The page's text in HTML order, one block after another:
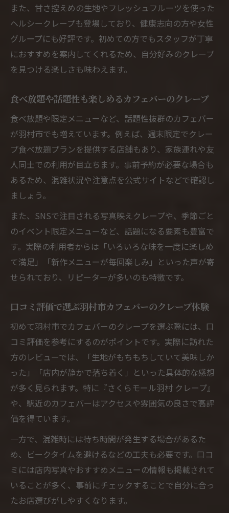
クレープ好きにおすすめの羽村市カフェバ
ー巡り
カフェバーでクレープを満喫するコツを羽
村市で伝授
羽村市カフェバーのクレープ食べ放題事情
カフェバー選びで迷わないクレープ体験の
ポイント
羽村市で人気のカフェバーとクレープの共
演
羽村で広がるクレープとカフェバーの魅力
カフェバーで味わう羽村市流クレープの魅
力
地域密着型カフェバーのクレープ体験特集
羽村で愛されるカフェバーのクレープの秘
カフェバー通も唸るクレープのこだわりポ
多摩エリアの新感覚カフェバー体験を羽村市で
多摩エリア発カフェバーの新感覚クレープ
体験
羽村市で楽しむカフェバーの最新トレンド
とは
カフェバー好き必見・多摩エリアの注目ク
レープ
羽村市で味わう新しいカフェバー体験の提
案
トレンド重視のカフェバーとクレープの楽
しみ方
また、甘さ控えめの生地やフレッシュフルーツを使った
ヘルシークレープも登場しており、健康志向の方や女性
グループにも好評です。初めての方でもスタッフが丁寧
におすすめを案内してくれるため、自分好みのクレープ
を見つける楽しさも味わえます。
食べ放題や話題性も楽しめるカフェバーのクレープ
食べ放題や限定メニューなど、話題性抜群のカフェバー
が羽村市でも増えています。例えば、週末限定でクレー
プ食べ放題プランを提供する店舗もあり、家族連れや友
人同士での利用が目立ちます。事前予約が必要な場合も
あるため、混雑状況や注意点を公式サイトなどで確認し
ましょう。
また、SNSで注目される写真映えクレープや、季節ごと
のイベント限定メニューなど、話題になる要素も豊富で
す。実際の利用者からは「いろいろな味を一度に楽しめ
て満足」「新作メニューが毎回楽しみ」といった声が寄
せられており、リピーターが多いのも特徴です。
口コミ評価で選ぶ羽村市カフェバーのクレープ体験
初めて羽村市でカフェバーのクレープを選ぶ際には、口
コミ評価を参考にするのがポイントです。実際に訪れた
方のレビューでは、「生地がもちもちしていて美味しか
った」「店内が静かで落ち着く」といった具体的な感想
が多く見られます。特に『さくらモール羽村 クレープ』
や、駅近のカフェバーはアクセスや雰囲気の良さで高評
価を得ています。
一方で、混雑時には待ち時間が発生する場合があるた
め、ピークタイムを避けるなどの工夫も必要です。口コ
ミには店内写真やおすすめメニューの情報も掲載されて
いることが多く、事前にチェックすることで自分に合っ
たお店選びがしやすくなります。